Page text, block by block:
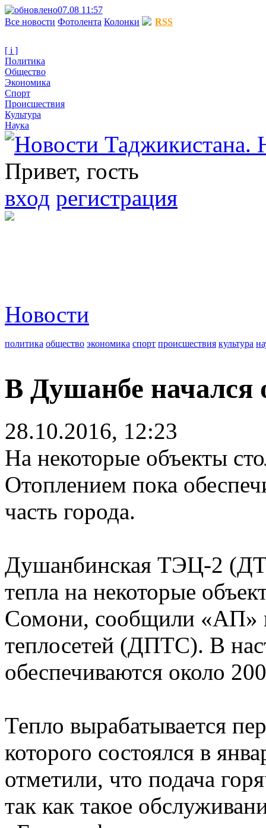
07.08 11:57
Все новости Фотолента Колонки RSS
[ i ]
Политика
Общество
Экономика
Спорт
Происшествия
Культура
Наука
Привет, гость
вход регистрация
Новости
политика общество экономика спорт происшествия культура
В Душанбе начался
28.10.2016, 12:23
На некоторые объекты
Отоплением пока
часть города.
Душанбинская ТЭЦ-2
тепла на некоторые
Сомони, сообщили «АП»
теплосетей (ДПТС). В
обеспечиваются около
Тепло вырабатывается
которого состоялся в
отметили, что подача
так как такое